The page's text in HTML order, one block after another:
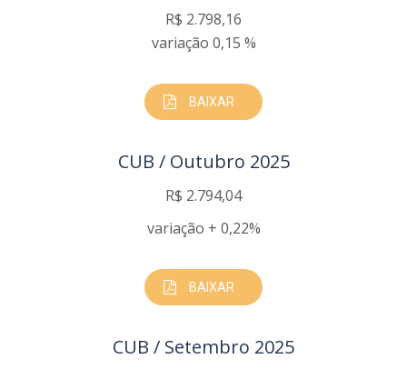
R$ 2.798,16
variação 0,15 %
BAIXAR
CUB / Outubro 2025
R$ 2.794,04
variação + 0,22%
BAIXAR
CUB / Setembro 2025